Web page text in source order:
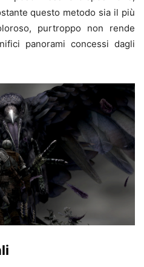
questo metodo sia il più
purtroppo non rende
panorami concessi dagli